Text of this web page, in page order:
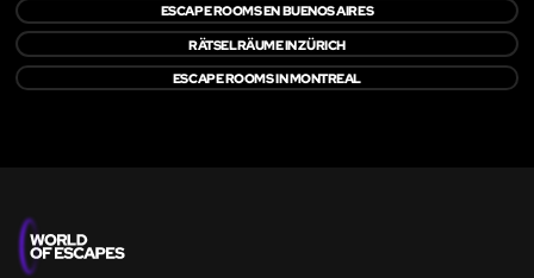
ESCAPE ROOMS EN BUENOS AIRES
RÄTSELRÄUME IN ZÜRICH
ESCAPE ROOMS IN MONTREAL